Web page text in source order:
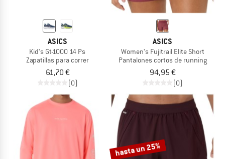
ASICS
Kid's Gt-1000 14 Ps
Zapatillas para correr
61,70 €
(0)
ASICS
Women's Fujitrail Elite Short
Pantalones cortos de running
94,95 €
(0)
hasta un 25%